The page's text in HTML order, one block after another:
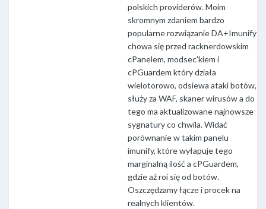
polskich providerów. Moim
skromnym zdaniem bardzo
popularne rozwiązanie DA+Imunify
chowa się przed racknerdowskim
cPanelem, modsec'kiem i
cPGuardem który działa
wielotorowo, odsiewa ataki botów,
służy za WAF, skaner wirusów a do
tego ma aktualizowane najnowsze
sygnatury co chwila. Widać
porównanie w takim panelu
imunify, które wyłapuje tego
marginalną ilość a cPGuardem,
gdzie aż roi się od botów.
Oszczędzamy łącze i procek na
realnych klientów.